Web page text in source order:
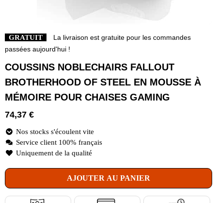
GRATUIT
La livraison est gratuite pour les commandes
passées aujourd'hui !
COUSSINS NOBLECHAIRS FALLOUT
BROTHERHOOD OF STEEL EN MOUSSE À
MÉMOIRE POUR CHAISES GAMING
74,37 €
Nos stocks s'écoulent vite
Service client 100% français
Uniquement de la qualité
AJOUTER AU PANIER